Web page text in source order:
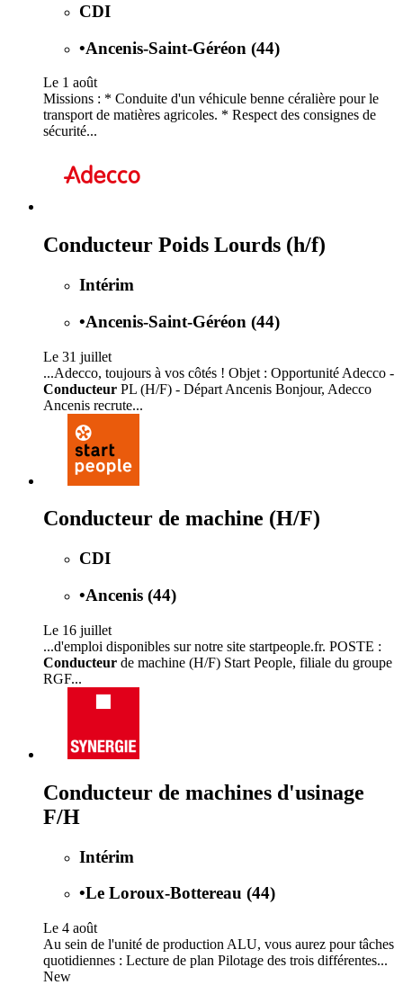
CDI
•Ancenis-Saint-Géréon (44)
Le 1 août
Missions : * Conduite d'un véhicule benne céralière pour le
transport de matières agricoles. * Respect des consignes de
sécurité...
Conducteur Poids Lourds (h/f)
Intérim
•Ancenis-Saint-Géréon (44)
Le 31 juillet
...Adecco, toujours à vos côtés ! Objet : Opportunité Adecco -
Conducteur PL (H/F) - Départ Ancenis Bonjour, Adecco
Ancenis recrute...
Conducteur de machine (H/F)
CDI
•Ancenis (44)
Le 16 juillet
...d'emploi disponibles sur notre site startpeople.fr. POSTE :
Conducteur de machine (H/F) Start People, filiale du groupe
RGF...
Conducteur de machines d'usinage
F/H
Intérim
•Le Loroux-Bottereau (44)
Le 4 août
Au sein de l'unité de production ALU, vous aurez pour tâches
quotidiennes : Lecture de plan Pilotage des trois différentes...
New